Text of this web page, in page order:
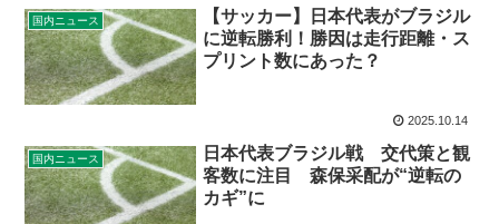
国内ニュース
【サッカー】日本代表がブラジル
に逆転勝利！勝因は走行距離・ス
プリント数にあった？
2025.10.14
国内ニュース
日本代表ブラジル戦 交代策と観
客数に注目 森保采配が“逆転の
カギ”に